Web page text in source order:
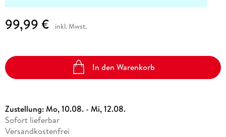
99,99 € inkl. Mwst.
In den Warenkorb
Zustellung:Mo, 10.08. - Mi, 12.08.
Sofort lieferbar
Versandkostenfrei